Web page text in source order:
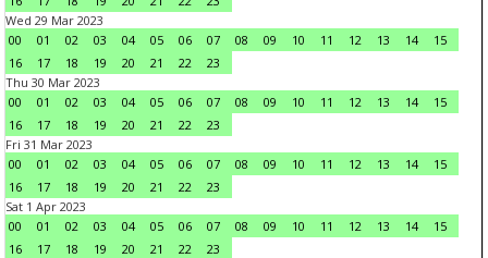
Wed 29 Mar 2023
00
01 02 03 04 05 06 07 08 09 10 11 12 13 14
15
16
17 18 19 20 21 22
23
Thu 30 Mar 2023
00
01 02 03 04 05 06 07 08 09 10 11 12 13 14
15
16
17 18 19 20 21 22
23
Fri 31 Mar 2023
00
01 02 03 04 05 06 07 08 09 10 11 12 13 14
15
16
17 18 19 20 21 22
23
Sat 1 Apr 2023
00
01 02 03 04 05 06 07 08 09 10 11 12 13 14
15
16
17 18 19 20 21 22
23